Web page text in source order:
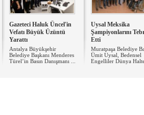
Gazeteci Haluk Üncel'in
Vefatı Büyük Üzüntü
Yarattı
Antalya Büyükşehir
Belediye Başkanı Menderes
Türel’in Basın Danışmanı ...
Uysal Meksika
Şampiyonlarını
Etti
Muratpaşa Belediye
Ümit Uysal, Bedensel
Engelliler Dünya